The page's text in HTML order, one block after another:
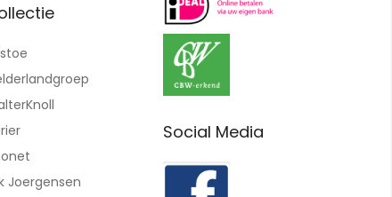
Joergensen
Social Media